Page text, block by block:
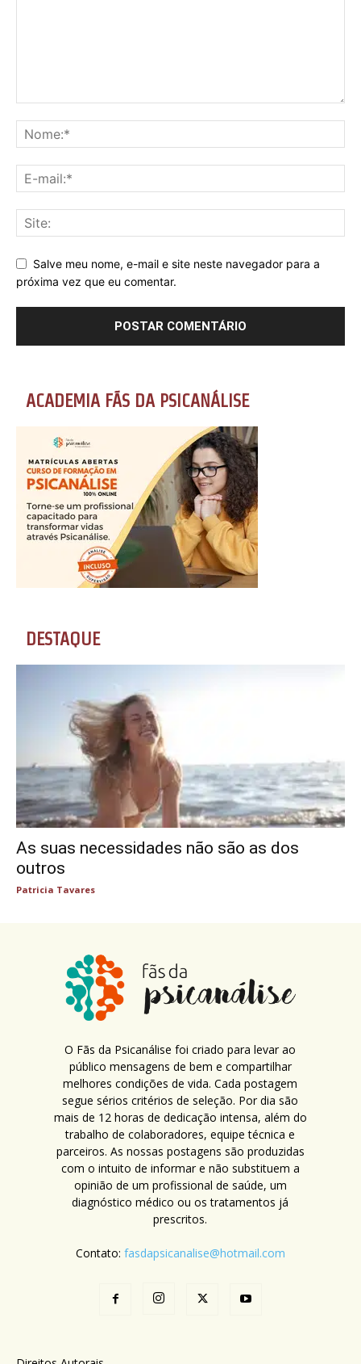
Salve meu nome, e-mail e site neste navegador para a
próxima vez que eu comentar.
ACADEMIA FÃS DA PSICANÁLISE
DESTAQUE
As suas necessidades não são as dos
outros
Patricia Tavares
O Fãs da Psicanálise foi criado para levar ao
público mensagens de bem e compartilhar
melhores condições de vida. Cada postagem
segue sérios critérios de seleção. Por dia são
mais de 12 horas de dedicação intensa, além do
trabalho de colaboradores, equipe técnica e
parceiros. As nossas postagens são produzidas
com o intuito de informar e não substituem a
opinião de um profissional de saúde, um
diagnóstico médico ou os tratamentos já
prescritos.
Contato: fasdapsicanalise@hotmail.com